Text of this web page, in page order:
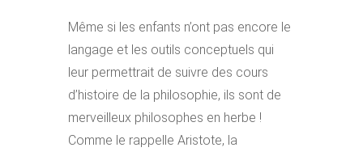
Même si les enfants n’ont pas encore le
langage et les outils conceptuels qui
leur permettrait de suivre des cours
d’histoire de la philosophie, ils sont de
merveilleux philosophes en herbe !
Comme le rappelle Aristote, la